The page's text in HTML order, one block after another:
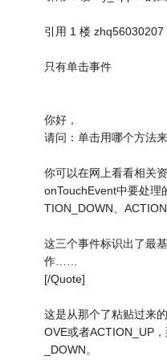
引用 1 楼 zhq56030207
只有单击事件
你好，
请问：单击用哪个方法
你可以在网上看看相关资
onTouchEvent中要处理
TION_DOWN、
这三个事件标识出了最
作……
[/Quote]
这是从那个了粘贴过来
OVE或者ACTION_UP
_DOWN。